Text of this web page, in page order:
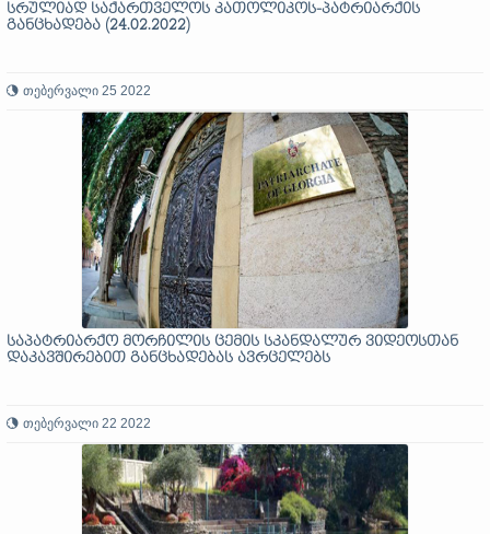
სრულიად საქართველოს კათოლიკოს-პატრიარქის
განცხადება (24.02.2022)
თებერვალი 25 2022
საპატრიარქო მორჩილის ცემის სკანდალურ ვიდეოსთან
დაკავშირებით განცხადებას ავრცელებს
თებერვალი 22 2022